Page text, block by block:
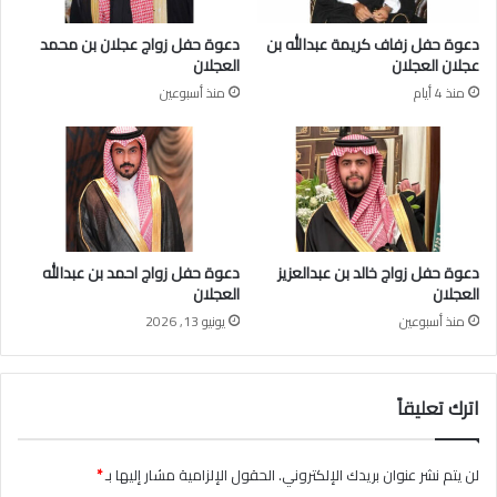
ر
ع
ب
و
ن
ر
ي
ا
ل
ل
س
ا
دعوة حفل زفاف كريمة عبدالله بن
عجلان العجلان
منذ 4 أيام
دعوة حفل زواج عجلان بن محمد
العجلان
منذ أسبوعين
دعوة حفل زواج خالد بن عبدالعزيز
العجلان
منذ أسبوعين
دعوة حفل زواج احمد بن عبدالله
العجلان
يونيو 13, 2026
اترك تعليقاً
لن يتم نشر عنوان بريدك الإلكتروني.الحقول الإلزامية مشار إليها بـ*